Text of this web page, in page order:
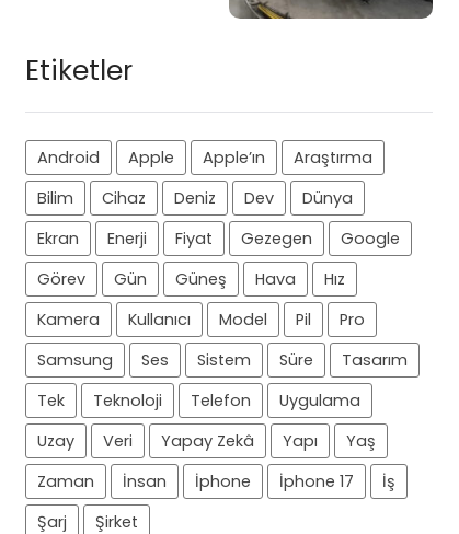
Etiketler
Android Apple Apple’ın
Araştırma
Bilim
Cihaz Deniz Dev
Dünya
Ekran
Enerji Fiyat Gezegen
Google
Görev
Gün Güneş Hava
Hız
Kamera
Kullanıcı Model Pil
Pro
Samsung
Ses Sistem Süre
Tasarım
Tek
Teknoloji Telefon
Uygulama
Uzay
Veri Yapay Zekâ Yapı
Yaş
Zaman
İnsan İphone İphone 17
İş
Şarj
Şirket